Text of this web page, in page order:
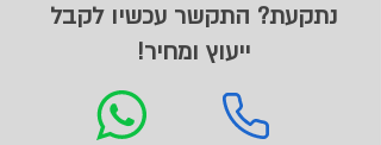
נתקעת? התקשר עכשיו לקבל
ייעוץ ומחיר!